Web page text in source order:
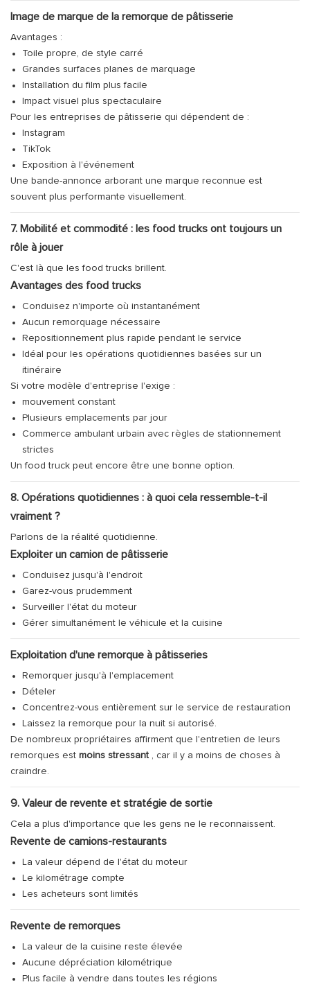
Image de marque de la remorque de pâtisserie
Avantages :
Toile propre, de style carré
Grandes surfaces planes de marquage
Installation du film plus facile
Impact visuel plus spectaculaire
Pour les entreprises de pâtisserie qui dépendent de :
Instagram
TikTok
Exposition à l'événement
Une bande-annonce arborant une marque reconnue est
souvent plus performante visuellement.
7. Mobilité et commodité : les food trucks ont toujours un
rôle à jouer
C'est là que les food trucks brillent.
Avantages des food trucks
Conduisez n'importe où instantanément
Aucun remorquage nécessaire
Repositionnement plus rapide pendant le service
Idéal pour les opérations quotidiennes basées sur un
itinéraire
Si votre modèle d'entreprise l'exige :
mouvement constant
Plusieurs emplacements par jour
Commerce ambulant urbain avec règles de stationnement
strictes
Un food truck peut encore être une bonne option.
8. Opérations quotidiennes : à quoi cela ressemble-t-il
vraiment ?
Parlons de la réalité quotidienne.
Exploiter un camion de pâtisserie
Conduisez jusqu'à l'endroit
Garez-vous prudemment
Surveiller l'état du moteur
Gérer simultanément le véhicule et la cuisine
Exploitation d'une remorque à pâtisseries
Remorquer jusqu'à l'emplacement
Dételer
Concentrez-vous entièrement sur le service de restauration
Laissez la remorque pour la nuit si autorisé.
De nombreux propriétaires affirment que l'entretien de leurs
remorques est moins stressant , car il y a moins de choses à
craindre.
9. Valeur de revente et stratégie de sortie
Cela a plus d'importance que les gens ne le reconnaissent.
Revente de camions-restaurants
La valeur dépend de l'état du moteur
Le kilométrage compte
Les acheteurs sont limités
Revente de remorques
La valeur de la cuisine reste élevée
Aucune dépréciation kilométrique
Plus facile à vendre dans toutes les régions